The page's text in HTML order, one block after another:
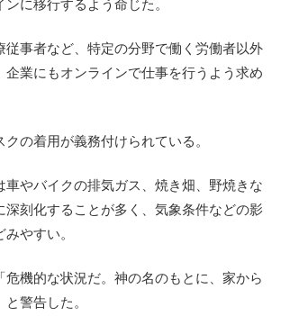
に移行するよう命じた。
従事者など、特定の分野で働く労働者以外
企業にもオンラインで仕事を行うよう求め
の着用が義務付けられている。
車やバイクの排気ガス、焼き畑、野焼きな
深刻化することが多く、気象条件などの影
やすい。
危機的な状況だ。神の名のもとに、家から
警告した。